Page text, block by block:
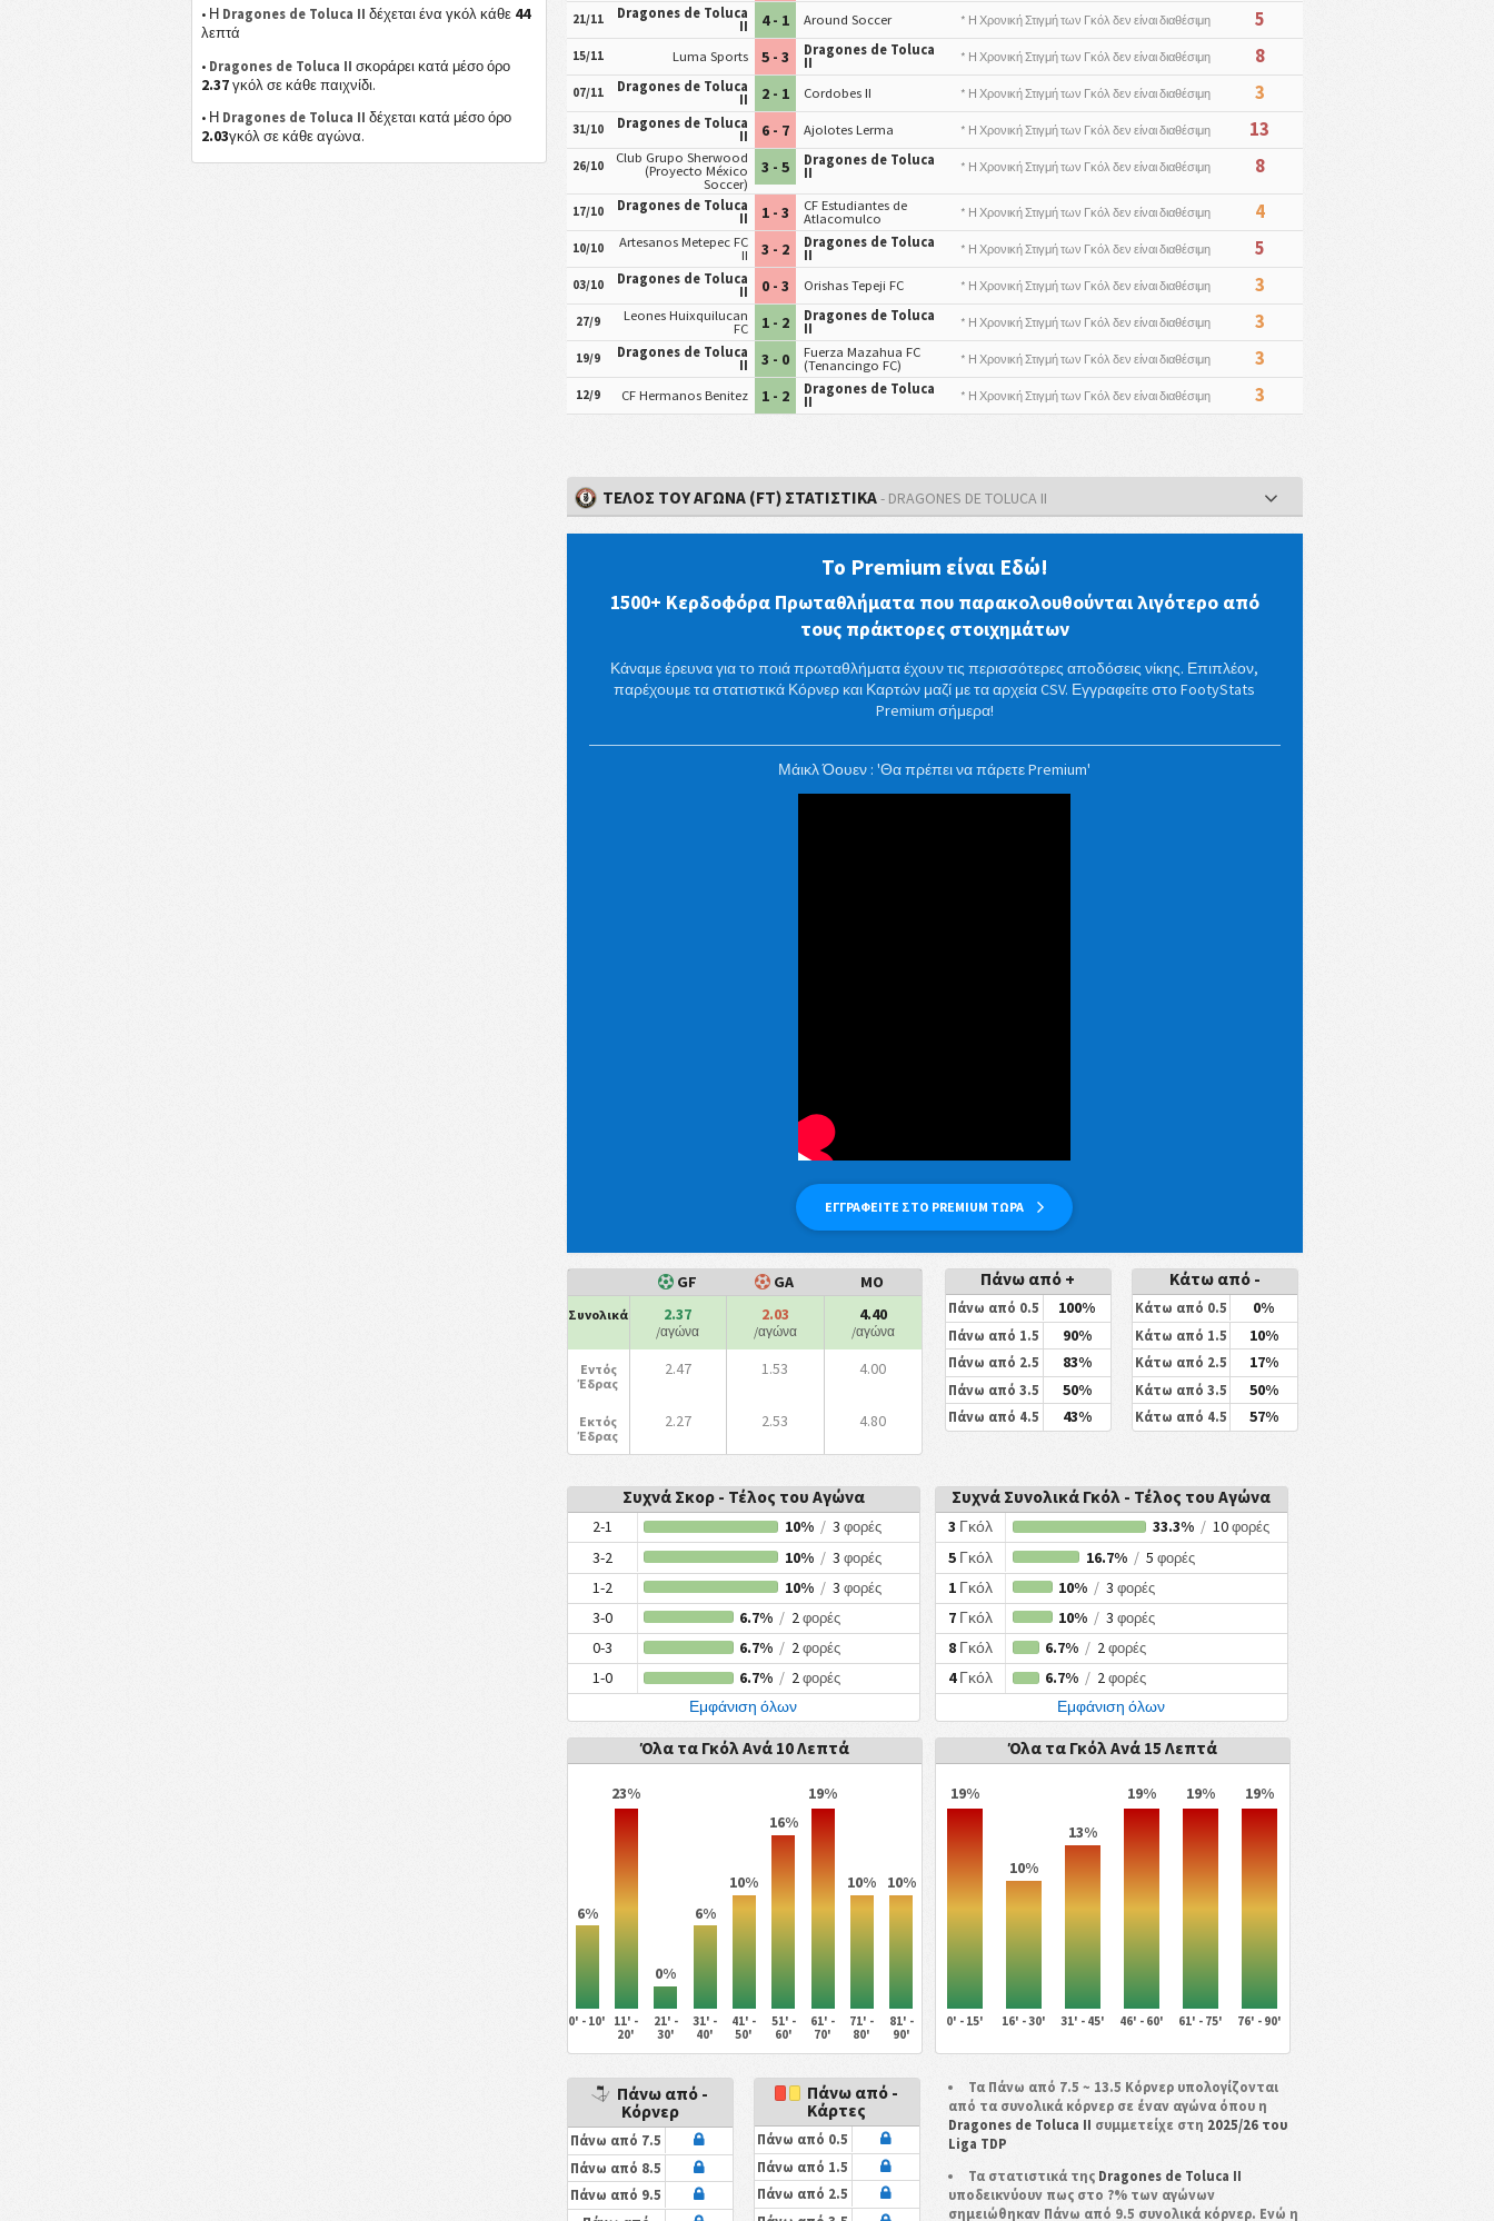
• Η Dragones de Toluca II δέχεται ένα γκόλ κάθε 44
λεπτά
• Dragones de Toluca II σκοράρει κατά μέσο όρο
2.37 γκόλ σε κάθε παιχνίδι.
• Η Dragones de Toluca II δέχεται κατά μέσο όρο
2.03γκόλ σε κάθε αγώνα.
21/11
Dragones de Toluca
II
4 - 1 Around Soccer * Η Χρονική Στιγμή των Γκόλ δεν είναι διαθέσιμη 5
15/11 Luma Sports 5 - 3
Dragones de Toluca
II
* Η Χρονική Στιγμή των Γκόλ δεν είναι διαθέσιμη 8
07/11
Dragones de Toluca
II
2 - 1 Cordobes II * Η Χρονική Στιγμή των Γκόλ δεν είναι διαθέσιμη 3
31/10
Dragones de Toluca
II
6 - 7 Ajolotes Lerma * Η Χρονική Στιγμή των Γκόλ δεν είναι διαθέσιμη 13
26/10
Club Grupo Sherwood
(Proyecto México
Soccer)
3 - 5
Dragones de Toluca
II
* Η Χρονική Στιγμή των Γκόλ δεν είναι διαθέσιμη 8
17/10
Dragones de Toluca
II
1 - 3
CF Estudiantes de
Atlacomulco
* Η Χρονική Στιγμή των Γκόλ δεν είναι διαθέσιμη 4
10/10
Artesanos Metepec FC
II
3 - 2
Dragones de Toluca
II
* Η Χρονική Στιγμή των Γκόλ δεν είναι διαθέσιμη 5
03/10
Dragones de Toluca
II
0 - 3 Orishas Tepeji FC * Η Χρονική Στιγμή των Γκόλ δεν είναι διαθέσιμη 3
27/9
Leones Huixquilucan
FC
1 - 2
Dragones de Toluca
II
* Η Χρονική Στιγμή των Γκόλ δεν είναι διαθέσιμη 3
19/9
Dragones de Toluca
II
3 - 0
Fuerza Mazahua FC
(Tenancingo FC)
* Η Χρονική Στιγμή των Γκόλ δεν είναι διαθέσιμη 3
12/9 CF Hermanos Benitez 1 - 2
Dragones de Toluca
II
* Η Χρονική Στιγμή των Γκόλ δεν είναι διαθέσιμη 3
ΤΈΛΟΣ ΤΟΥ ΑΓΏΝΑ (FT) ΣΤΑΤΙΣΤΙΚΆ- DRAGONES DE TOLUCA II
Το Premium είναι Εδώ!
1500+ Κερδοφόρα Πρωταθλήματα που παρακολουθούνται λιγότερο από
τους πράκτορες στοιχημάτων
Κάναμε έρευνα για το ποιά πρωταθλήματα έχουν τις περισσότερες αποδόσεις νίκης. Επιπλέον,
παρέχουμε τα στατιστικά Κόρνερ και Καρτών μαζί με τα αρχεία CSV. Εγγραφείτε στο FootyStats
Premium σήμερα!
ΕΓΓΡΑΦΕΙΤΕ ΣΤΟ PREMIUM ΤΩΡΑ
Μάικλ Όουεν : 'Θα πρέπει να πάρετε Premium'
GF GA ΜΟ
Συνολικά 2.37
/αγώνα
2.03
/αγώνα
4.40
/αγώνα
Εντός
Έδρας
2.47 1.53 4.00
Εκτός
Έδρας
2.27 2.53 4.80
Πάνω από +
Πάνω από 0.5 100%
Πάνω από 1.5 90%
Πάνω από 2.5 83%
Πάνω από 3.5 50%
Πάνω από 4.5 43%
Κάτω από -
Κάτω από 0.5 0%
Κάτω από 1.5 10%
Κάτω από 2.5 17%
Κάτω από 3.5 50%
Κάτω από 4.5 57%
Συχνά Σκορ - Τέλος του Αγώνα
2-1 10% /3 φορές
3-2 10% /3 φορές
1-2 10% /3 φορές
3-0 6.7% / 2φορές
0-3 6.7% / 2φορές
1-0 6.7% / 2φορές
Εμφάνιση όλων
Συχνά Συνολικά Γκόλ - Τέλος του Αγώνα
3 Γκόλ 33.3% /10 φορές
5 Γκόλ 16.7% /5 φορές
1 Γκόλ 10% / 3φορές
7 Γκόλ 10% / 3φορές
8 Γκόλ 6.7% / 2φορές
4Γκόλ 6.7% / 2φορές
Εμφάνιση όλων
Όλα τα Γκόλ Ανά 10 Λεπτά
6%
23%
0%
6%
10%
16%
19%
10% 10%
0' - 10'
11' -
20'
21' -
30'
31' -
40'
41' -
50'
51' -
60'
61' -
70'
71' -
80'
81' -
90'
Όλα τα Γκόλ Ανά 15 Λεπτά
19%
10%
13%
19% 19% 19%
0' - 15' 16' - 30' 31' - 45' 46' - 60' 61' - 75' 76' - 90'
Πάνω από -
Κόρνερ
Πάνω από 7.5
Πάνω από 8.5
Πάνω από 9.5
Πάνω από -
Κάρτες
Πάνω από 0.5
Πάνω από 1.5
Πάνω από 2.5
Τα Πάνω από 7.5 ~ 13.5 Κόρνερ υπολογίζονται
από τα συνολικά κόρνερ σε έναν αγώνα όπου η
Dragones de Toluca II συμμετείχε στη 2025/26 του
Liga TDP
Τα στατιστικά της Dragones de Toluca II
υποδεικνύουν πως στο ?% των αγώνων
σημειώθηκαν Πάνω από 9.5 συνολικά κόρνερ. Ενώ η